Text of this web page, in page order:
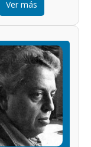
Ver más